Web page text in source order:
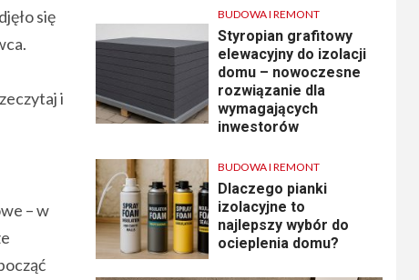
się
i
– w
BUDOWA I REMONT
Styropian grafitowy
elewacyjny do izolacji
domu – nowoczesne
rozwiązanie dla
wymagających
inwestorów
BUDOWA I REMONT
Dlaczego pianki
izolacyjne to
najlepszy wybór do
ocieplenia domu?